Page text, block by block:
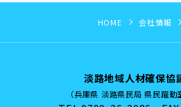
HOME 会社情報
淡路地域人材確保協
（兵庫県 淡路県民局 県民躍動